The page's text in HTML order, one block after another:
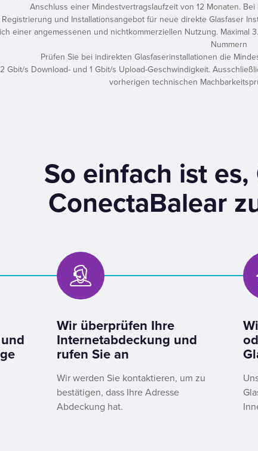
Anschluss einer Mindestvertragslaufzeit von 12 Monaten.
und Installationsangebot für neue direkte Glasfaser
einer angemessenen und nichtkommerziellen Nutzung.
Nummern
Prüfen Sie bei indirekten Glasfaserinstallationen die
Gbit/s Download- und 1 Gbit/s Upload-Geschwindigkeit.
vorherigen technischen
So einfach ist es,
ConectaBalear
Wir überprüfen Ihre
Internetabdeckung und
rufen Sie an
Wir werden Sie kontaktieren, um zu
bestätigen, dass Ihre Adresse
Abdeckung hat.